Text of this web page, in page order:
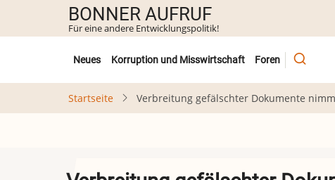
Inhalt
BONNER AUFRUF
Für eine andere Entwicklungspolitik!
Untermenü
Neues Korruption und Misswirtschaft Foren
Startseite Verbreitung gefälschter Dokumente